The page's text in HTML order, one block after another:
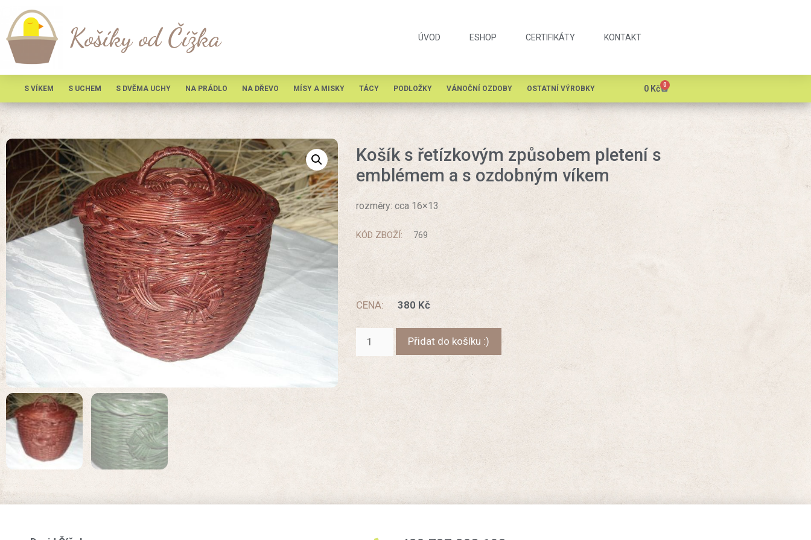
Košíky od Čížka ÚVOD ESHOP CERTIFIKÁTY KONTAKT
S VÍKEM S UCHEM S DVĚMA UCHY NA PRÁDLO NA DŘEVO MÍSY A MISKY TÁCY PODLOŽKY VÁNOČNÍ OZDOBY OSTATNÍ VÝROBKY 0 Kč 0
Košík s řetízkovým způsobem pletení s
emblémem a s ozdobným víkem
rozměry: cca 16×13
KÓD ZBOŽÍ: 769
CENA: 380 Kč
Přidat do košíku :)